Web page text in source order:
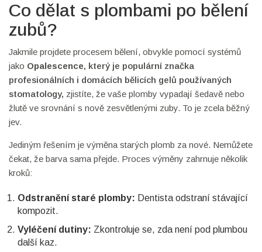
Co dělat s plombami po bělení
zubů?
Jakmile projdete procesem bělení, obvykle pomocí systémů
jako Opalescence, který je populární značka
profesionálních i domácích bělicích gelů používaných
stomatology, zjistíte, že vaše plomby vypadají šedavě nebo
žlutě ve srovnání s nově zesvětlenými zuby. To je zcela běžný
jev.
Jediným řešením je výměna starých plomb za nové. Nemůžete
čekat, že barva sama přejde. Proces výměny zahrnuje několik
kroků:
Odstranění staré plomby: Dentista odstraní stávající
kompozit.
Vyléčení dutiny: Zkontroluje se, zda není pod plumbou
další kaz.